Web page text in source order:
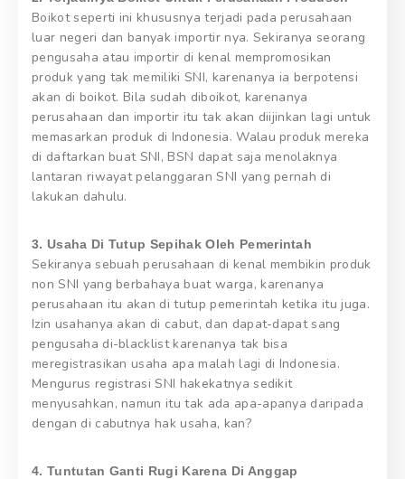
Boikot seperti ini khususnya terjadi pada perusahaan
luar negeri dan banyak importir nya. Sekiranya seorang
pengusaha atau importir di kenal mempromosikan
produk yang tak memiliki SNI, karenanya ia berpotensi
akan di boikot. Bila sudah diboikot, karenanya
perusahaan dan importir itu tak akan diijinkan lagi untuk
memasarkan produk di Indonesia. Walau produk mereka
di daftarkan buat SNI, BSN dapat saja menolaknya
lantaran riwayat pelanggaran SNI yang pernah di
lakukan dahulu.
3. Usaha Di Tutup Sepihak Oleh Pemerintah
Sekiranya sebuah perusahaan di kenal membikin produk
non SNI yang berbahaya buat warga, karenanya
perusahaan itu akan di tutup pemerintah ketika itu juga.
Izin usahanya akan di cabut, dan dapat-dapat sang
pengusaha di-blacklist karenanya tak bisa
meregistrasikan usaha apa malah lagi di Indonesia.
Mengurus registrasi SNI hakekatnya sedikit
menyusahkan, namun itu tak ada apa-apanya daripada
dengan di cabutnya hak usaha, kan?
4. Tuntutan Ganti Rugi Karena Di Anggap